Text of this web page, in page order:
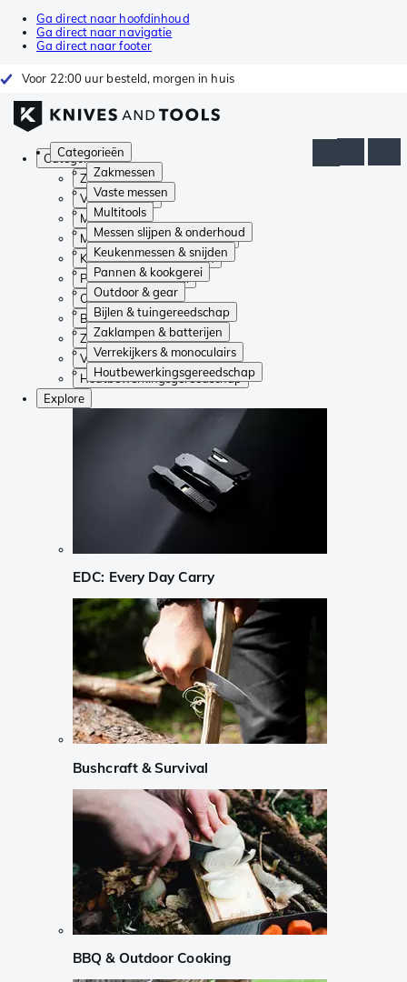
Ga direct naar hoofdinhoud
Ga direct naar navigatie
Ga direct naar footer
Voor 22:00 uur besteld, morgen in huis
Categorieën
Zakmessen
Vaste messen
Multitools
Messen slijpen & onderhoud
Keukenmessen & snijden
Pannen & kookgerei
Outdoor & gear
Bijlen & tuingereedschap
Zaklampen & batterijen
Verrekijkers & monoculairs
Houtbewerkingsgereedschap
Categorieën
Zakmessen
Vaste messen
Multitools
Messen slijpen & onderhoud
Keukenmessen & snijden
Pannen & kookgerei
Outdoor & gear
Bijlen & tuingereedschap
Zaklampen & batterijen
Verrekijkers & monoculairs
Houtbewerkingsgereedschap
Explore
EDC: Every Day Carry
Bushcraft & Survival
BBQ & Outdoor Cooking